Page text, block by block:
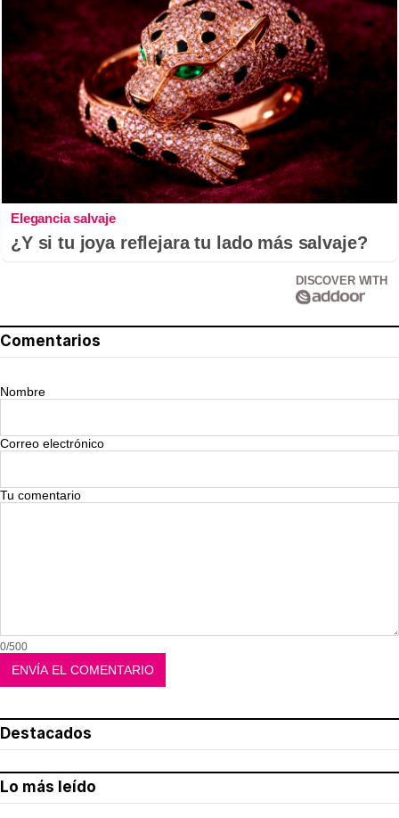
Elegancia salvaje
¿Y si tu joya reflejara tu lado más salvaje?
DISCOVER WITH
Comentarios
Nombre
Correo electrónico
Tu comentario
0/500
Destacados
Lo más leído